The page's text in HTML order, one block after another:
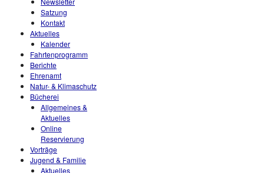
Satzung
Kontakt
Aktuelles
Kalender
Fahrtenprogramm
Berichte
Ehrenamt
Natur- & Klimaschutz
Bücherei
Allgemeines &
Aktuelles
Online
Reservierung
Vorträge
Jugend & Familie
Aktuelles